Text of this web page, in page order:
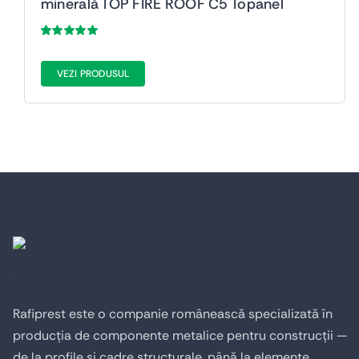
minerală TOP FIRE ROOF C5 Topanel
la5.00din 5
pe baza ade
evaluări de la
VEZI PRODUSUL
Rafiprest este o companie românească specializată în
producția de componente metalice pentru construcții —